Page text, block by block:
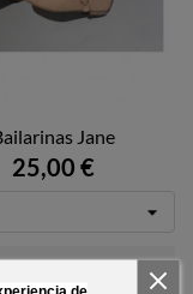
Jane
25,00 €